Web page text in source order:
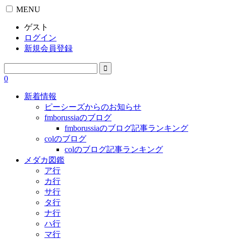
MENU
ゲスト
ログイン
新規会員登録
0
新着情報
ピーシーズからのお知らせ
fmborussiaのブログ
fmborussiaのブログ記事ランキング
colのブログ
colのブログ記事ランキング
メダカ図鑑
ア行
カ行
サ行
タ行
ナ行
ハ行
マ行